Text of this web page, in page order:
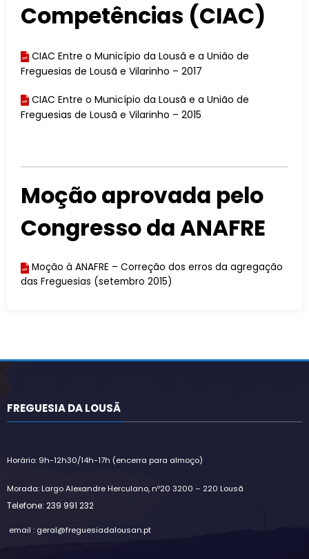
Competências (CIAC)
CIAC Entre o Município da Lousã e a União de
Freguesias de Lousã e Vilarinho – 2017
CIAC Entre o Município da Lousã e a União de
Freguesias de Lousã e Vilarinho – 2015
Moção aprovada pelo
Congresso da ANAFRE
Moção à ANAFRE – Correção dos erros da agregação
das Freguesias (setembro 2015)
FREGUESIA DA LOUSÃ
Horário: 9h-12h30/14h-17h (encerra para almoço)
Morada: Largo Alexandre Herculano, nº20 3200 – 220 Lousã
Telefone: 239 991 232
email : geral@freguesiadalousan.pt